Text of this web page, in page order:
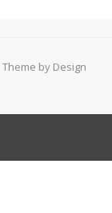
Theme by Design